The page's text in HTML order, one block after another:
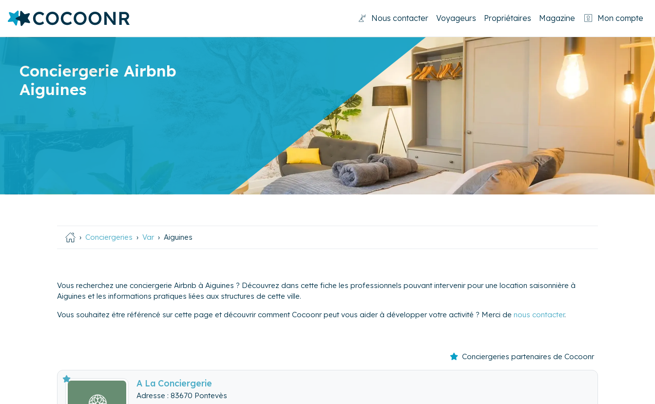
Nous contacter Voyageurs Propriétaires Magazine Mon compte
Conciergerie Airbnb
Aiguines
Conciergeries Var Aiguines
Vous recherchez une conciergerie Airbnb à Aiguines ? Découvrez dans cette fiche les professionnels pouvant intervenir pour une location saisonnière à
Aiguines et les informations pratiques liées aux structures de cette ville.
Vous souhaitez être référencé sur cette page et découvrir comment Cocoonr peut vous aider à développer votre activité ? Merci de nous contacter.
Conciergeries partenaires de Cocoonr
A La Conciergerie
Adresse : 83670 Pontevès